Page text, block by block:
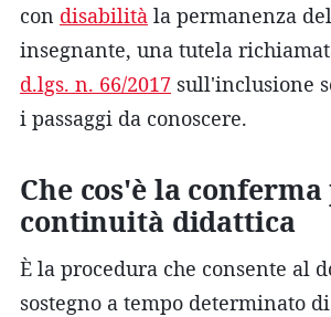
con disabilità la permanenza
insegnante, una tutela
d.lgs. n. 66/2017 sull'inclusione
i passaggi da conoscere.
Che cos'è la
continuità didattica
È la procedura che consente al
sostegno a tempo determinato